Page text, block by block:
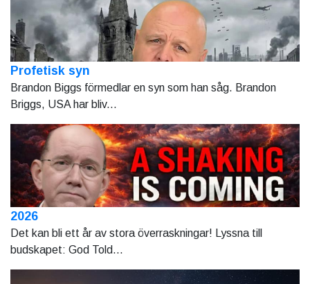
Profetisk syn
Brandon Biggs förmedlar en syn som han såg. Brandon
Briggs, USA har bliv...
2026
Det kan bli ett år av stora överraskningar! Lyssna till
budskapet: God Told...